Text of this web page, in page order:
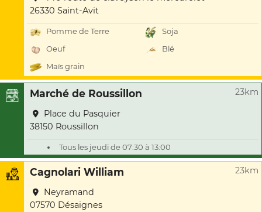
26330 Saint-Avit
Pomme de Terre
Soja
Oeuf
Blé
Maïs grain
Marché de Roussillon 23km
Place du Pasquier
38150 Roussillon
Tous les jeudi de 07:30 à 13:00
Cagnolari William 23km
Neyramand
07570 Désaignes